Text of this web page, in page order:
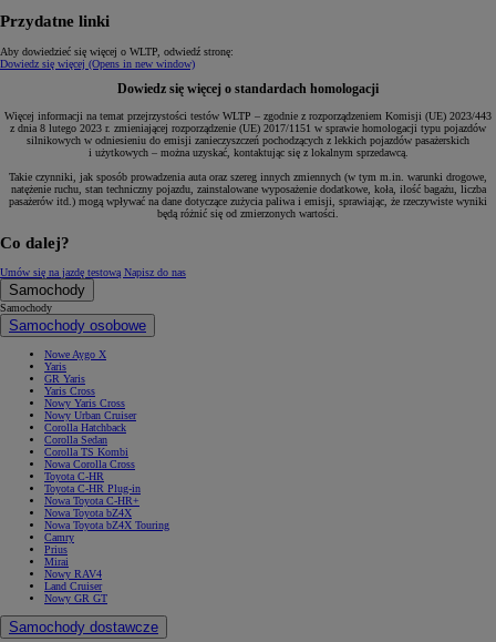
Przydatne linki
Aby dowiedzieć się więcej o WLTP, odwiedź stronę:
Dowiedz się więcej (Opens in new window)
Dowiedz się więcej o standardach homologacji
Więcej informacji na temat przejrzystości testów WLTP – zgodnie z rozporządzeniem Komisji (UE) 2023/443
z dnia 8 lutego 2023 r. zmieniającej rozporządzenie (UE) 2017/1151 w sprawie homologacji typu pojazdów
silnikowych w odniesieniu do emisji zanieczyszczeń pochodzących z lekkich pojazdów pasażerskich
i użytkowych – można uzyskać, kontaktując się z lokalnym sprzedawcą.
Takie czynniki, jak sposób prowadzenia auta oraz szereg innych zmiennych (w tym m.in. warunki drogowe,
natężenie ruchu, stan techniczny pojazdu, zainstalowane wyposażenie dodatkowe, koła, ilość bagażu, liczba
pasażerów itd.) mogą wpływać na dane dotyczące zużycia paliwa i emisji, sprawiając, że rzeczywiste wyniki
będą różnić się od zmierzonych wartości.
Co dalej?
Umów się na jazdę testową Napisz do nas
Samochody
Samochody
Samochody osobowe
Nowe Aygo X
Yaris
GR Yaris
Yaris Cross
Nowy Yaris Cross
Nowy Urban Cruiser
Corolla Hatchback
Corolla Sedan
Corolla TS Kombi
Nowa Corolla Cross
Toyota C-HR
Toyota C-HR Plug-in
Nowa Toyota C-HR+
Nowa Toyota bZ4X
Nowa Toyota bZ4X Touring
Camry
Prius
Mirai
Nowy RAV4
Land Cruiser
Nowy GR GT
Samochody dostawcze